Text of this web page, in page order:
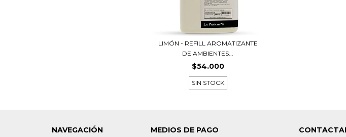
LIMÓN - REFILL AROMATIZANTE
DE AMBIENTES...
$54.000
SIN STOCK
NAVEGACIÓN
MEDIOS DE PAGO